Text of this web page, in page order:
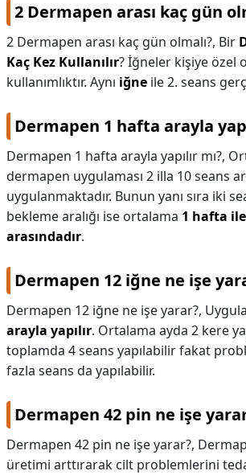
2 Dermapen arası kaç gün
2 Dermapen arası kaç gün olmalı?, Bir
Kaç Kez Kullanılır? İğneler kişiye özel
kullanımlıktır. Aynı iğne ile 2. seans
Dermapen 1 hafta arayla
Dermapen 1 hafta arayla yapılır mı?,
dermapen uygulaması 2 illa 10 seans
uygulanmaktadır. Bunun yanı sıra iki
bekleme aralığı ise ortalama 1 hafta
arasındadır.
Dermapen 12 iğne ne işe
Dermapen 12 iğne ne işe yarar?,
arayla yapılır. Ortalama ayda 2 kere
toplamda 4 seans yapılabilir fakat
fazla seans da yapılabilir.
Dermapen 42 pin ne işe
Dermapen 42 pin ne işe yarar?,
üretimi arttırarak cilt problemlerini